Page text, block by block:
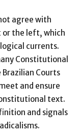
agree with
the left, which
currents.
Constitutional
Courts
and ensure
text.
and signals